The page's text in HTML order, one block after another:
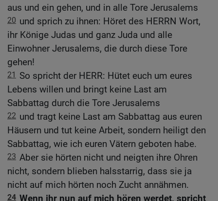
aus und ein gehen, und in alle Tore Jerusalems
20 und sprich zu ihnen: Höret des HERRN Wort,
ihr Könige Judas und ganz Juda und alle
Einwohner Jerusalems, die durch diese Tore
gehen!
21 So spricht der HERR: Hütet euch um eures
Lebens willen und bringt keine Last am
Sabbattag durch die Tore Jerusalems
22 und tragt keine Last am Sabbattag aus euren
Häusern und tut keine Arbeit, sondern heiligt den
Sabbattag, wie ich euren Vätern geboten habe.
23 Aber sie hörten nicht und neigten ihre Ohren
nicht, sondern blieben halsstarrig, dass sie ja
nicht auf mich hörten noch Zucht annähmen.
24 Wenn ihr nun auf mich hören werdet, spricht